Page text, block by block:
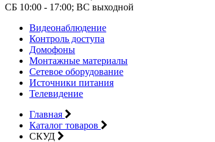
СБ 10:00 - 17:00; ВС выходной
Видеонаблюдение
Контроль доступа
Домофоны
Монтажные материалы
Сетевое оборудование
Источники питания
Телевидение
Главная
Каталог товаров
СКУД